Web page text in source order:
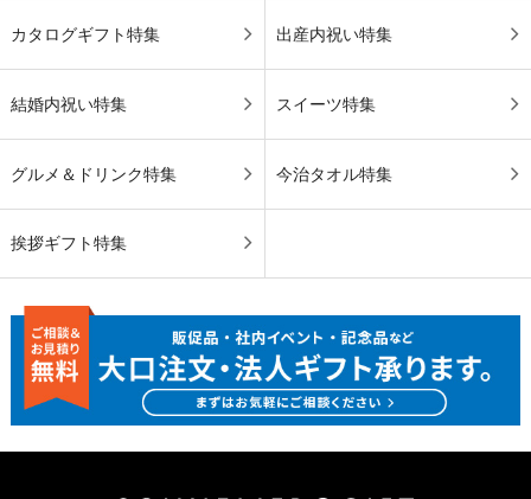
カタログギフト特集 出産内祝い特集
結婚内祝い特集 スイーツ特集
グルメ＆ドリンク特集 今治タオル特集
挨拶ギフト特集